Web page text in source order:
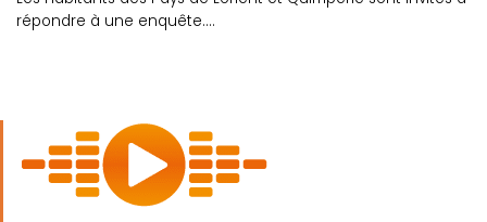
répondre à une enquête....